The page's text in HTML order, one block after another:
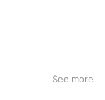
気軽に、自由に使
り、楽しく、アク
See more